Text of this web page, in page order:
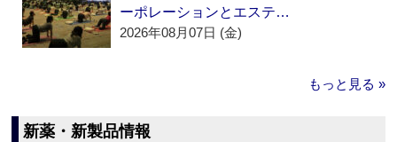
ーポレーションとエステ…
2026年08月07日 (金)
もっと見る »
新薬・新製品情報